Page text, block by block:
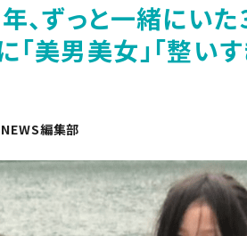
、ずっと一緒にい
「美男美女」「整い
NEWS編集部